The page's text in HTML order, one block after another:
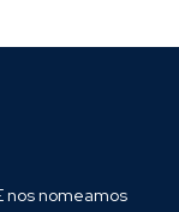
nos nomeamos